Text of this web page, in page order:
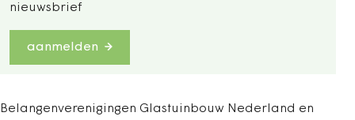
nieuwsbrief
aanmelden
Belangenverenigingen Glastuinbouw Nederland en